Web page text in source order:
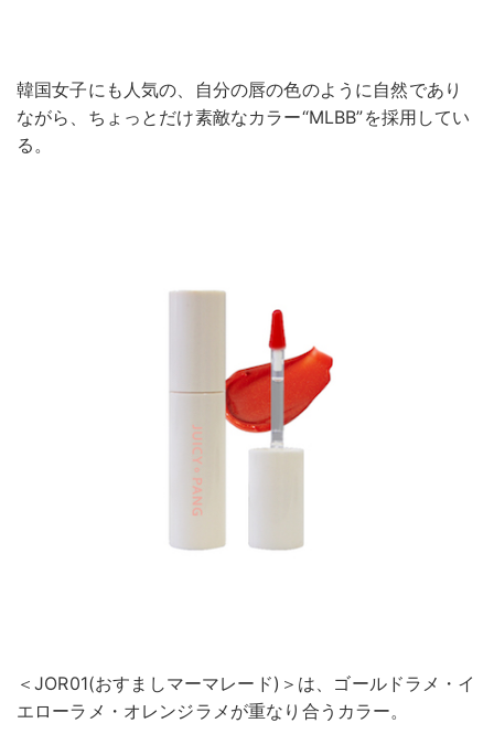
韓国女子にも人気の、自分の唇の色のように自然であり
ながら、ちょっとだけ素敵なカラー“MLBB”を採用してい
る。
＜JOR01(おすましマーマレード)＞は、ゴールドラメ・イ
エローラメ・オレンジラメが重なり合うカラー。